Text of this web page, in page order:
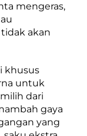
mengeras,
akan
khusus
untuk
dari
gaya
yang